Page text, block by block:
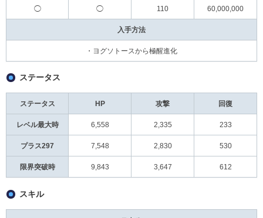
◯ ◯ 110 60,000,000
入手方法
・ヨグソトースから極醒進化
ステータス
ステータス HP 攻撃 回復
レベル最大時 6,558 2,335 233
プラス297 7,548 2,830 530
限界突破時 9,843 3,647 612
スキル